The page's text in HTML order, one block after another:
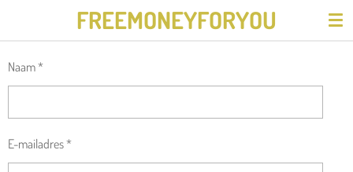
de
FREEMONEYFORYOU
Naam *
E-mailadres *